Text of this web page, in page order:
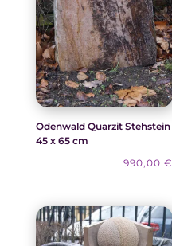
Odenwald Quarzit Stehstein
45 x 65 cm
990,00 €